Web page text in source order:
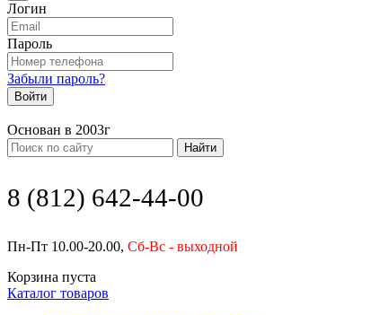
Логин
Пароль
Забыли пароль?
Войти
Основан в 2003г
Найти
8 (812) 642-44-00
Пн-Пт 10.00-20.00, Сб-Вс - выходной
Корзина пуста
Каталог товаров